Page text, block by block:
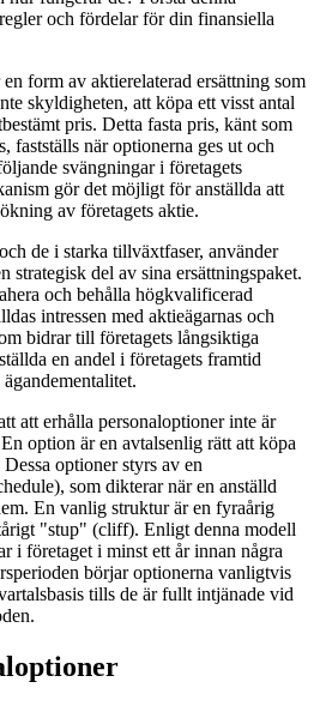
och fördelar för din finansiella
form av aktierelaterad ersättning som
skyldigheten, att köpa ett visst antal
pris. Detta fasta pris, känt som
fastställs när optionerna ges ut och
svängningar i företagets
gör det möjligt för anställda att
av företagets aktie.
de i starka tillväxtfaser, använder
strategisk del av sina ersättningspaket.
och behålla högkvalificerad
intressen med aktieägarnas och
bidrar till företagets långsiktiga
en andel i företagets framtid
att erhålla personaloptioner inte är
option är en avtalsenlig rätt att köpa
optioner styrs av en
som dikterar när en anställd
En vanlig struktur är en fyraårig
"stup" (cliff). Enligt denna modell
i företaget i minst ett år innan några
börjar optionerna vanligtvis
tills de är fullt intjänade vid